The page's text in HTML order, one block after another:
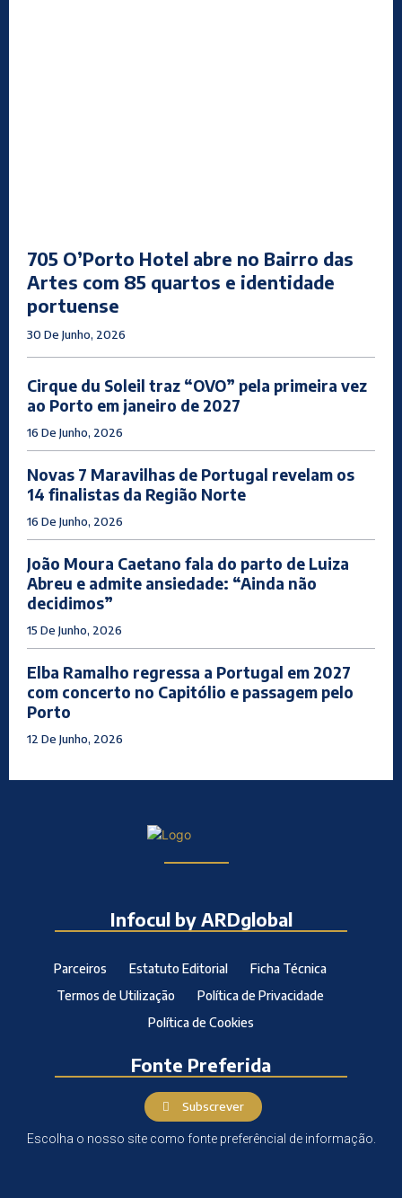
705 O’Porto Hotel abre no Bairro das
Artes com 85 quartos e identidade
portuense
30 De Junho, 2026
Cirque du Soleil traz “OVO” pela primeira vez
ao Porto em janeiro de 2027
16 De Junho, 2026
Novas 7 Maravilhas de Portugal revelam os
14 finalistas da Região Norte
16 De Junho, 2026
João Moura Caetano fala do parto de Luiza
Abreu e admite ansiedade: “Ainda não
decidimos”
15 De Junho, 2026
Elba Ramalho regressa a Portugal em 2027
com concerto no Capitólio e passagem pelo
Porto
12 De Junho, 2026
Infocul by ARDglobal
Parceiros Estatuto Editorial
Ficha Técnica
Termos de Utilização
Política de Privacidade
Política de Cookies
Fonte Preferida
Subscrever
Escolha o nosso site como fonte preferêncial de informação.